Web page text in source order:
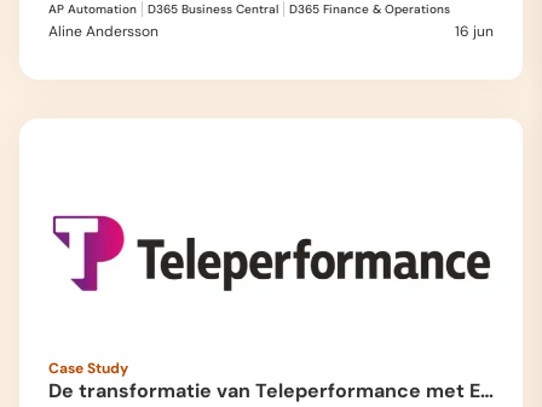
AP Automation D365 Business Central D365 Finance & Operations
Aline Andersson 16 jun
Case Study
De transformatie van Teleperformance met ExFlow